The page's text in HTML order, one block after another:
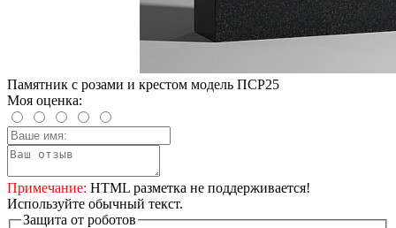
Памятник с розами и крестом модель ПСР25
Моя оценка:
Примечание: HTML разметка не поддерживается!
Используйте обычный текст.
Защита от роботов